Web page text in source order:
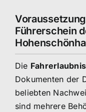
Führerschein
Die
Dokumenten der
beliebten
sind mehrere